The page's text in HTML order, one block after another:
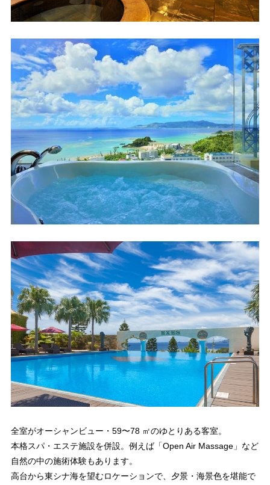
全室がオーシャンビュー・59〜78 ㎡のゆとりある客室。
本格スパ・エステ施設を併設。例えば「Open Air Massage」など
自然の中の施術体験もあります。
高台から東シナ海を望むロケーションで、夕景・海景色を堪能で